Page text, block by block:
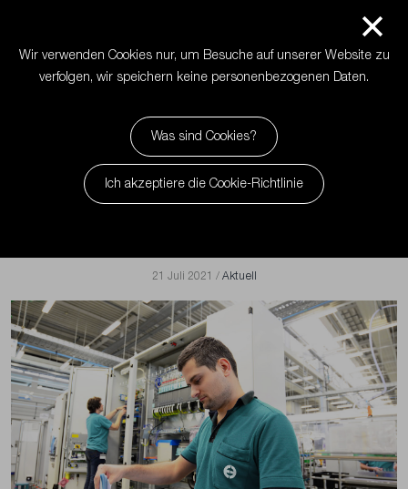
Maßgeschneiderte
Unternehmen
Leistungen
Blog
-
Washingland
Arbeiten
Sie
bei
uns
Produkte
Maßgeschneiderte Projekte
Hygienetechnik
Unternehmen
Leistungen
Blog - Washingland
Arbeiten Sie bei uns
Richtlinie
Blog - Washingland
21 Juli 2021 / Aktuell
Wir verwenden Cookies nur, um Besuche auf unserer Website zu
verfolgen, wir speichern keine personenbezogenen Daten.
Was sind Cookies?
Ich akzeptiere die Cookie-Richtlinie